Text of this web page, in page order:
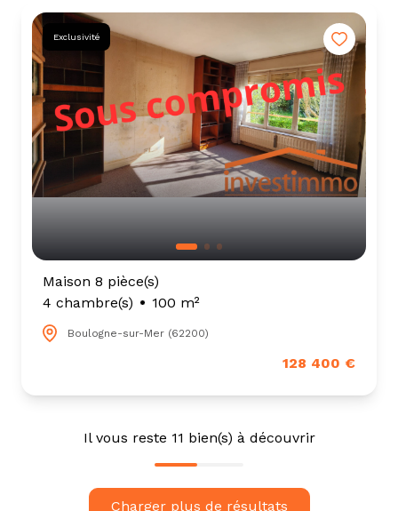
Exclusivité
Maison 8 pièce(s)
4 chambre(s)
100 m²
Boulogne-sur-Mer (62200)
128 400 €
Il vous reste 11 bien(s) à découvrir
Charger plus de résultats